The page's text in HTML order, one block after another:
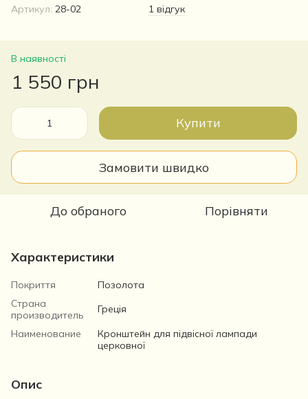
Артикул: 28-02 1 відгук
В наявності
1 550 грн
Купити
Замовити швидко
До обраного Порівняти
Характеристики
Покриття
Позолота
Страна
производитель
Греція
Наименование
Кронштейн для підвісної лампади
церковної
Опис